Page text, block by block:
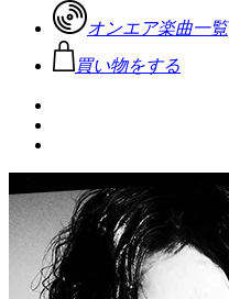
オンエア楽曲一覧
買い物をする